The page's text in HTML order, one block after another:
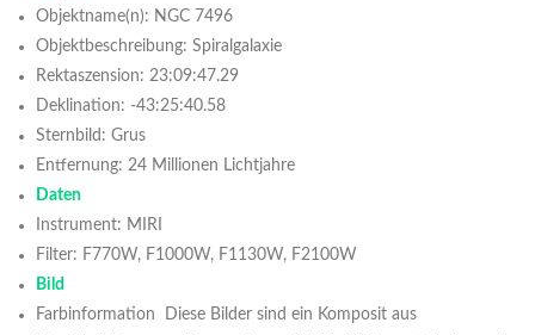
Objektname(n): NGC 7496
Objektbeschreibung: Spiralgalaxie
Rektaszension: 23:09:47.29
Deklination: -43:25:40.58
Sternbild: Grus
Entfernung: 24 Millionen Lichtjahre
Daten
Instrument: MIRI
Filter: F770W, F1000W, F1130W, F2100W
Bild
Farbinformation Diese Bilder sind ein Komposit aus